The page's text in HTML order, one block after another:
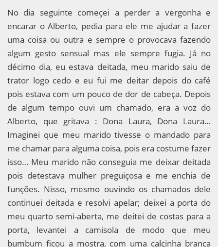
No dia seguinte começei a perder a vergonha e
encarar o Alberto, pedia para ele me ajudar a fazer
uma coisa ou outra e sempre o provocava fazendo
algum gesto sensual mas ele sempre fugia. Já no
décimo dia, eu estava deitada, meu marido saiu de
trator logo cedo e eu fui me deitar depois do café
pois estava com um pouco de dor de cabeça. Depois
de algum tempo ouvi um chamado, era a voz do
Alberto, que gritava : Dona Laura, Dona Laura…
Imaginei que meu marido tivesse o mandado para
me chamar para alguma coisa, pois era costume fazer
isso… Meu marido não conseguia me deixar deitada
pois detestava mulher preguiçosa e me enchia de
funções. Nisso, mesmo ouvindo os chamados dele
continuei deitada e resolvi apelar; deixei a porta do
meu quarto semi-aberta, me deitei de costas para a
porta, levantei a camisola de modo que meu
bumbum ficou a mostra, com uma calçinha branca